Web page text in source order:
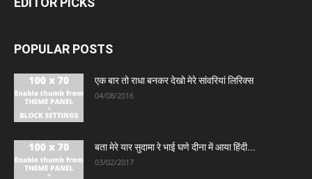
POPULAR POSTS
एक बार तो राधा बनकर देखो मेरे सांवरियां लिरिक्स
04/08/2016
बता मेरे यार सुदामा रे भाई घणे दीना में आया हिंदी...
03/02/2017